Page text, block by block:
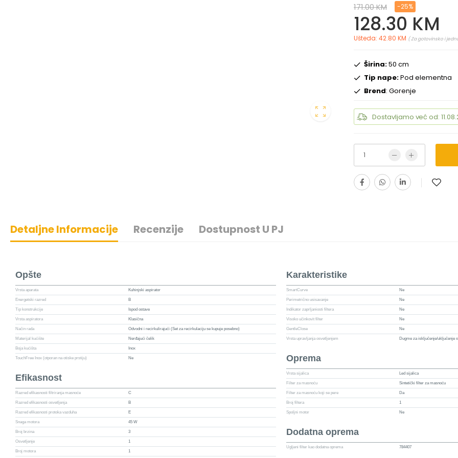
171.00 KM -25%
128.30 KM
Ušteda: 42.80 KM ( Za gotovinsko i
Širina:50 cm
Tip nape:Pod elementna
Brend: Gorenje
Dostavljamo već od:
Detaljne Informacije Recenzije Dostupnost U PJ
Opšte
Vrsta aparata Kuhinjski aspirator
Energetski razred B
Tip konstrukcije Ispod ostave
Vrsta aspiratora Klasična
Način rada Odvodni i recirkulirajući (Set za recirkulaciju se kupuje posebno)
Materijal kućište Nerđajući čelik
Boja kućišta Inox
TouchFree Inox (otporan na otiske prstiju) Ne
Efikasnost
Razred efikasnosti filtriranja masnoće C
Razred efikasnosti osvetljenja B
Razred efikasnosti protoka vazduha E
Snaga motora 45 W
Broj brzina 3
Osvetljenje 1
Broj motora 1
Karakteristike
SmartCurve Ne
Perimetrično usisavanje Ne
Indikator zaprljaniosti filtera Ne
Visoko učinkovit filter Ne
GentleClose Ne
Vrsta upravljanja osvetljenjem Dugme za isključenje/uključenje
Oprema
Vrsta sijalica Led sijalica
Filter za masnoću Sintetički filter za masnoću
Filter za masnoću koji se pere Da
Broj filtera 1
Spoljni motor Ne
Dodatna oprema
Ugljeni filter kao dodatna oprema 784407